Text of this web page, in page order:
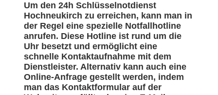
Um den 24h Schlüsselnotdienst
Hochneukirch zu erreichen, kann man in
der Regel eine spezielle Notfallhotline
anrufen. Diese Hotline ist rund um die
Uhr besetzt und ermöglicht eine
schnelle Kontaktaufnahme mit dem
Dienstleister. Alternativ kann auch eine
Online-Anfrage gestellt werden, indem
man das Kontaktformular auf der